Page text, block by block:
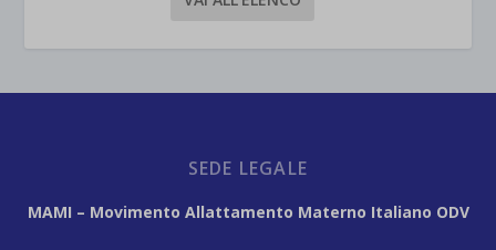
SEDE LEGALE
MAMI – Movimento Allattamento Materno Italiano ODV